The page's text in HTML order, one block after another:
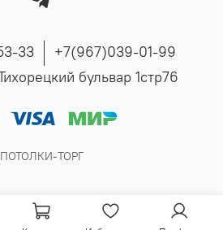
33
+7(967)039-01-99
бульвар 1стр76
ПОТОЛКИ-ТОРГ